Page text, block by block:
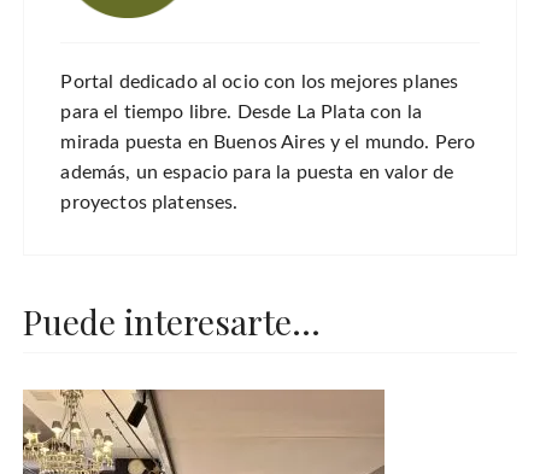
Portal dedicado al ocio con los mejores planes
para el tiempo libre. Desde La Plata con la
mirada puesta en Buenos Aires y el mundo. Pero
además, un espacio para la puesta en valor de
proyectos platenses.
Puede interesarte...